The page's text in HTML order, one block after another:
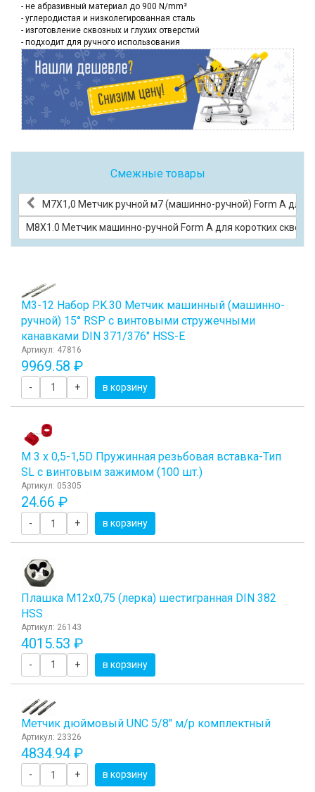
- не абразивный материал до 900 N/mm²
- углеродистая и низколегированная сталь
- изготовление сквозных и глухих отверстий
- подходит для ручного использования
Смежные товары
М7Х1,0 Метчик ручной м7 (машинно-ручной) Form A для
М8Х1.0 Метчик машинно-ручной Form A для коротких
М3-12 Набор P.K.30 Метчик машинный (машинно-
ручной) 15° RSP с винтовыми стружечными
канавками DIN 371/376" HSS-E
Артикул: 47816
9969.58 ₽
- + в корзину
М 3 х 0,5-1,5D Пружинная резьбовая вставка-Тип
SL с винтовым зажимом (100 шт.)
Артикул: 05305
24.66 ₽
- + в корзину
Плашка М12x0,75 (лерка) шестигранная DIN 382
HSS
Артикул: 26143
4015.53 ₽
- + в корзину
Метчик дюймовый UNC 5/8" м/р комплектный
Артикул: 23326
4834.94 ₽
- + в корзину